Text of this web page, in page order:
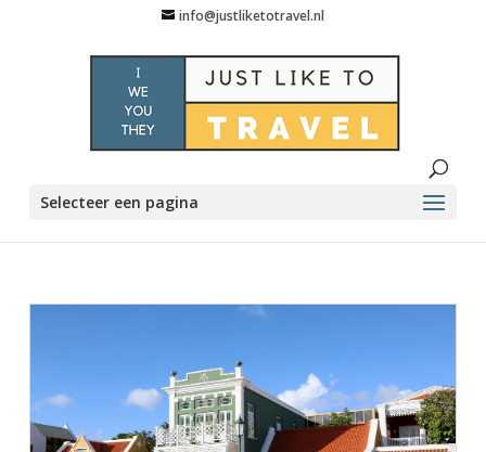
info@justliketotravel.nl
Selecteer een pagina